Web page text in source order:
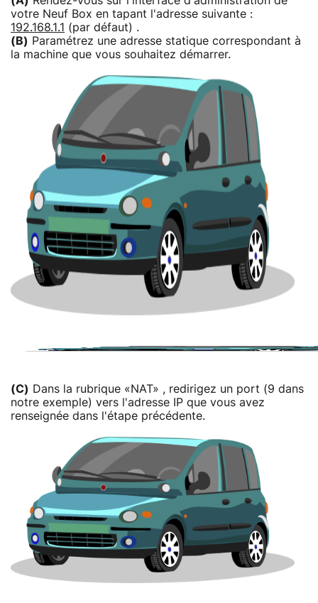
votre Neuf Box en tapant l'adresse suivante :
192.168.1.1 (par défaut) .
(B) Paramétrez une adresse statique correspondant à
la machine que vous souhaitez démarrer.
(C) Dans la rubrique «NAT» , redirigez un port (9 dans
notre exemple) vers l'adresse IP que vous avez
renseignée dans l'étape précédente.